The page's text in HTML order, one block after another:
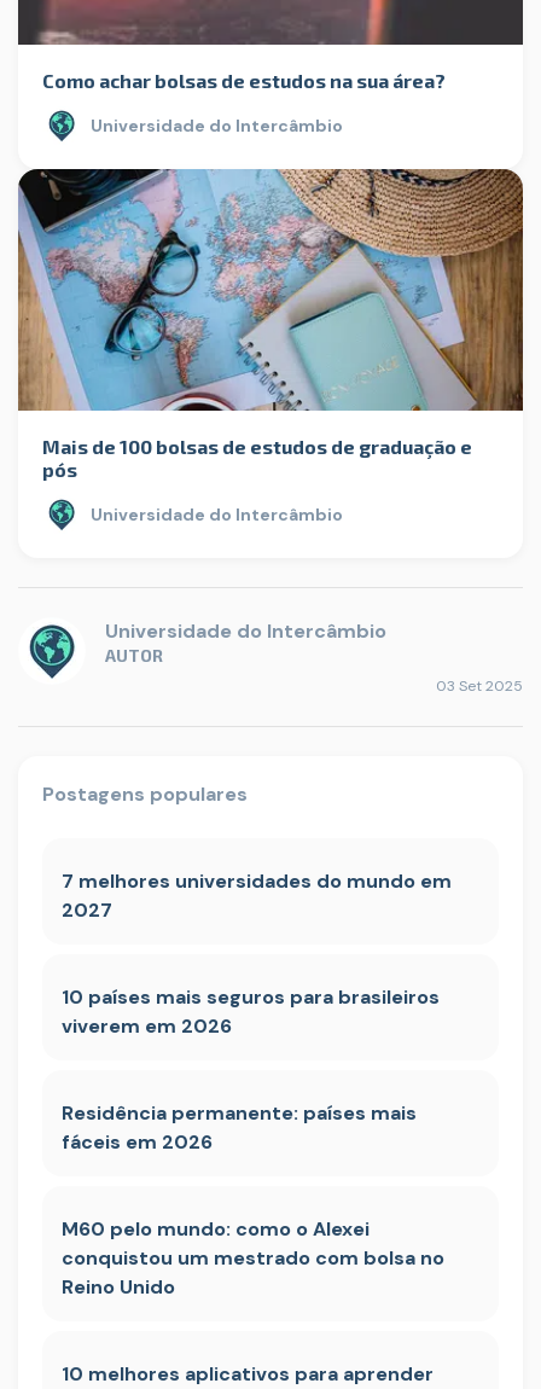
Como achar bolsas de estudos na sua área?
Universidade do Intercâmbio
Mais de 100 bolsas de estudos de graduação e
pós
Universidade do Intercâmbio
Universidade do Intercâmbio
AUTOR
03 Set 2025
Postagens populares
7 melhores universidades do mundo em
2027
10 países mais seguros para brasileiros
viverem em 2026
Residência permanente: países mais
fáceis em 2026
M60 pelo mundo: como o Alexei
conquistou um mestrado com bolsa no
Reino Unido
10 melhores aplicativos para aprender